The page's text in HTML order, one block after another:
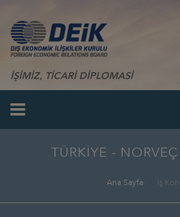
İŞİMİZ, TİCARİ DİPLOMASİ
TÜRKİYE -
Ana Sayfa İş